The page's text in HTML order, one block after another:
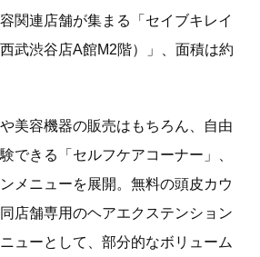
関連店舗が集まる「セイブキレイ
武渋谷店A館M2階）」、面積は約
美容機器の販売はもちろん、自由
できる「セルフケアコーナー」、
メニューを展開。無料の頭皮カウ
店舗専用のヘアエクステンション
ューとして、部分的なボリューム